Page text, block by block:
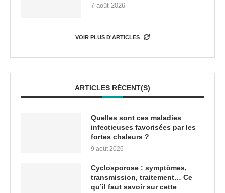
7 août 2026
VOIR PLUS D'ARTICLES
ARTICLES RÉCENT(S)
Quelles sont ces maladies
infectieuses favorisées par les
fortes chaleurs ?
9 août 2026
Cyclosporose : symptômes,
transmission, traitement… Ce
qu’il faut savoir sur cette